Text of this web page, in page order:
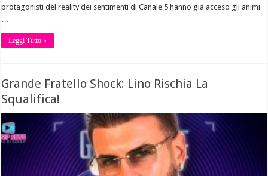
protagonisti del reality dei sentimenti di Canale 5 hanno già acceso gli animi
…
Leggi Tutto »
Grande Fratello Shock: Lino Rischia La
Squalifica!